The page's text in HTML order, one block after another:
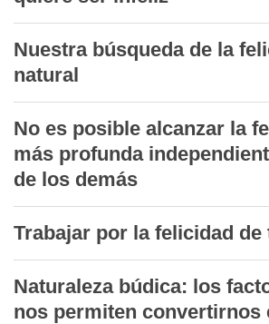
Nuestra búsqueda de la
natural
No es posible alcanzar la
más profunda
de los demás
Trabajar por la felicidad de
Naturaleza búdica: los
nos permiten convertirnos